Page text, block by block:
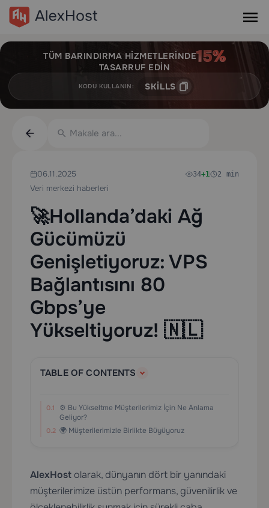
TÜM BARINDIRMA HIZMETLERINDE
TASARRUF EDIN
KODU KULLANIN: SKILLS
06.11.2025
Veri merkezi haberleri
34+1 2 min
🚀Hollanda’daki Ağ
Gücümüzü
Genişletiyoruz: VPS
Bağlantısını 80
Gbps’ye
Yükseltiyoruz! 🇳🇱
TABLE OF CONTENTS
⚙️ Bu Yükseltme Müşterilerimiz İçin Ne Anlama
Geliyor?
🌍 Müşterilerimizle Birlikte Büyüyoruz
AlexHost olarak, dünyanın dört bir yanındaki
müşterilerimize üstün performans, güvenilirlik ve